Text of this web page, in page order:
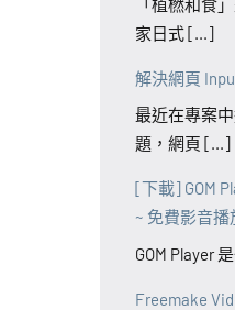
「植橪和食
家日式 [...]
解決網頁
最近在專案
題，網頁 [...]
[下載] GOM
~ 免費影音播
GOM Player
Freemake